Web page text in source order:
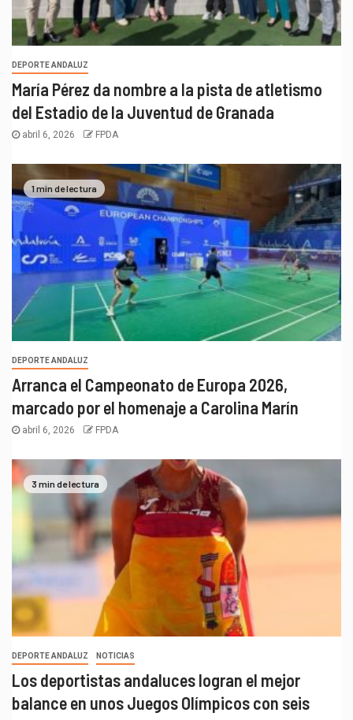
DEPORTE ANDALUZ
María Pérez da nombre a la pista de atletismo
del Estadio de la Juventud de Granada
abril 6, 2026 FPDA
1 min de lectura
DEPORTE ANDALUZ
Arranca el Campeonato de Europa 2026,
marcado por el homenaje a Carolina Marín
abril 6, 2026 FPDA
3 min de lectura
DEPORTE ANDALUZ NOTICIAS
Los deportistas andaluces logran el mejor
balance en unos Juegos Olímpicos con seis